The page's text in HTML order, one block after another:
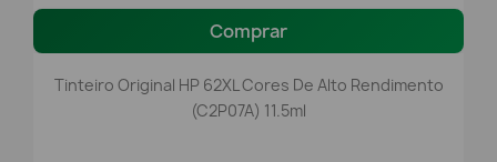
Comprar
Tinteiro Original HP 62XL Cores De Alto Rendimento
(C2P07A) 11.5ml